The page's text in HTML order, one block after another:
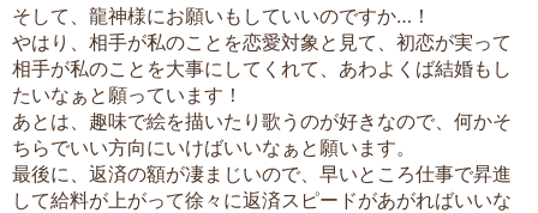
そして、龍神様にお願いもしていいのですか…！
やはり、相手が私のことを恋愛対象と見て、初恋が実って
相手が私のことを大事にしてくれて、あわよくば結婚もし
たいなぁと願っています！
あとは、趣味で絵を描いたり歌うのが好きなので、何かそ
ちらでいい方向にいけばいいなぁと願います。
最後に、返済の額が凄まじいので、早いところ仕事で昇進
して給料が上がって徐々に返済スピードがあがればいいな